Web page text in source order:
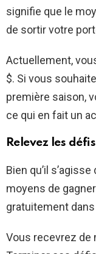
signifie que le
de sortir votre
Actuellement,
$. Si vous
première saison,
ce qui en fait un
Relevez les
Bien qu’il
moyens de
gratuitement
Vous recevrez de